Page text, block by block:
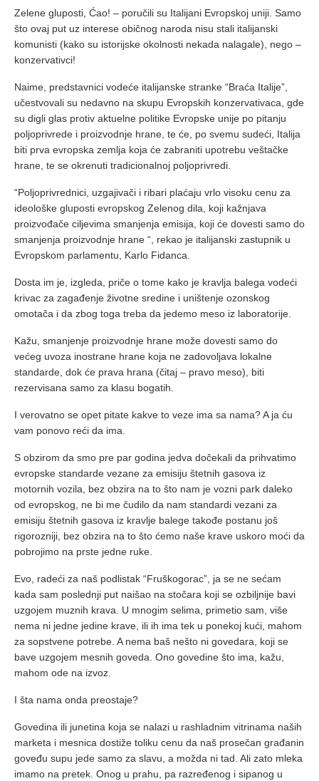
Zelene gluposti, Ćao! – poručili su Italijani Evropskoj uniji. Samo
što ovaj put uz interese običnog naroda nisu stali italijanski
komunisti (kako su istorijske okolnosti nekada nalagale), nego –
konzervativci!
Naime, predstavnici vodeće italijanske stranke “Braća Italije”,
učestvovali su nedavno na skupu Evropskih konzervativaca, gde
su digli glas protiv aktuelne politike Evropske unije po pitanju
poljoprivrede i proizvodnje hrane, te će, po svemu sudeći, Italija
biti prva evropska zemlja koja će zabraniti upotrebu veštačke
hrane, te se okrenuti tradicionalnoj poljoprivredi.
“Poljoprivrednici, uzgajivači i ribari plaćaju vrlo visoku cenu za
ideološke gluposti evropskog Zelenog dila, koji kažnjava
proizvođače ciljevima smanjenja emisija, koji će dovesti samo do
smanjenja proizvodnje hrane “, rekao je italijanski zastupnik u
Evropskom parlamentu, Karlo Fidanca.
Dosta im je, izgleda, priče o tome kako je kravlja balega vodeći
krivac za zagađenje životne sredine i uništenje ozonskog
omotača i da zbog toga treba da jedemo meso iz laboratorije.
Kažu, smanjenje proizvodnje hrane može dovesti samo do
većeg uvoza inostrane hrane koja ne zadovoljava lokalne
standarde, dok će prava hrana (čitaj – pravo meso), biti
rezervisana samo za klasu bogatih.
I verovatno se opet pitate kakve to veze ima sa nama? A ja ću
vam ponovo reći da ima.
S obzirom da smo pre par godina jedva dočekali da prihvatimo
evropske standarde vezane za emisiju štetnih gasova iz
motornih vozila, bez obzira na to što nam je vozni park daleko
od evropskog, ne bi me čudilo da nam standardi vezani za
emisiju štetnih gasova iz kravlje balege takođe postanu još
rigorozniji, bez obzira na to što ćemo naše krave uskoro moći da
pobrojimo na prste jedne ruke.
Evo, radeći za naš podlistak “Fruškogorac”, ja se ne sećam
kada sam poslednji put naišao na stočara koji se ozbiljnije bavi
uzgojem muznih krava. U mnogim selima, primetio sam, više
nema ni jedne jedine krave, ili ih ima tek u ponekoj kući, mahom
za sopstvene potrebe. A nema baš nešto ni govedara, koji se
bave uzgojem mesnih goveda. Ono govedine što ima, kažu,
mahom ode na izvoz.
I šta nama onda preostaje?
Govedina ili junetina koja se nalazi u rashladnim vitrinama naših
marketa i mesnica dostiže toliku cenu da naš prosečan građanin
goveđu supu jede samo za slavu, a možda ni tad. Ali zato mleka
imamo na pretek. Onog u prahu, pa razređenog i sipanog u